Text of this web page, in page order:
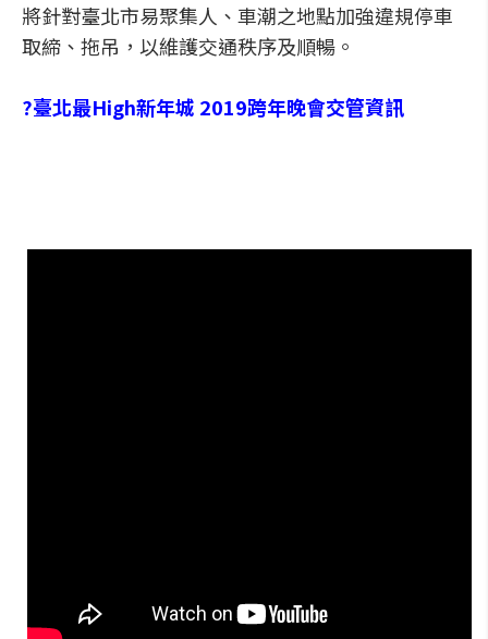
將針對臺北市易聚集人、車潮之地點加強違規停車
取締、拖吊，以維護交通秩序及順暢。
?臺北最High新年城 2019跨年晚會交管資訊